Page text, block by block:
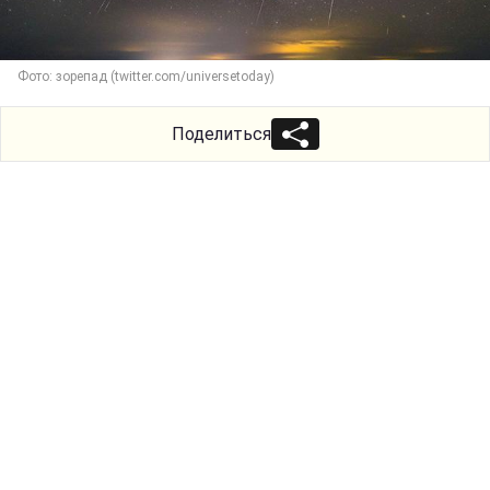
Фото: зорепад (twitter.com/universetoday)
Поделиться